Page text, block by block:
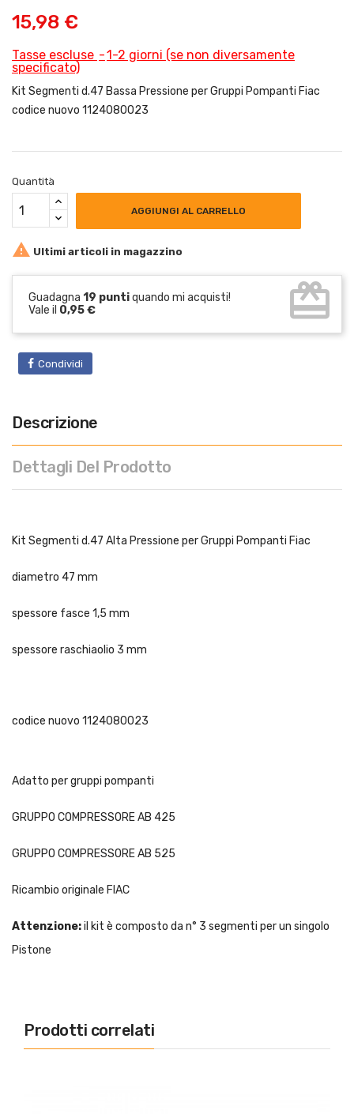
15,98 €
Tasse escluse
1-2 giorni (se non diversamente
specificato)
Kit Segmenti d.47 Bassa Pressione per Gruppi Pompanti Fiac
codice nuovo 1124080023
Quantità
AGGIUNGI AL CARRELLO
 Ultimi articoli in magazzino
Guadagna 19 puntiquando mi acquisti!
Vale il 0,95 € card_giftcard
Condividi
Descrizione
Dettagli Del Prodotto
Kit Segmenti d.47 Alta Pressione per Gruppi Pompanti Fiac
diametro 47 mm
spessore fasce 1,5 mm
spessore raschiaolio 3 mm
codice nuovo 1124080023
Adatto per gruppi pompanti
GRUPPO COMPRESSORE AB 425
GRUPPO COMPRESSORE AB 525
Ricambio originale FIAC
Attenzione:il kit è composto da n° 3 segmenti per un singolo
Pistone
Prodotti correlati